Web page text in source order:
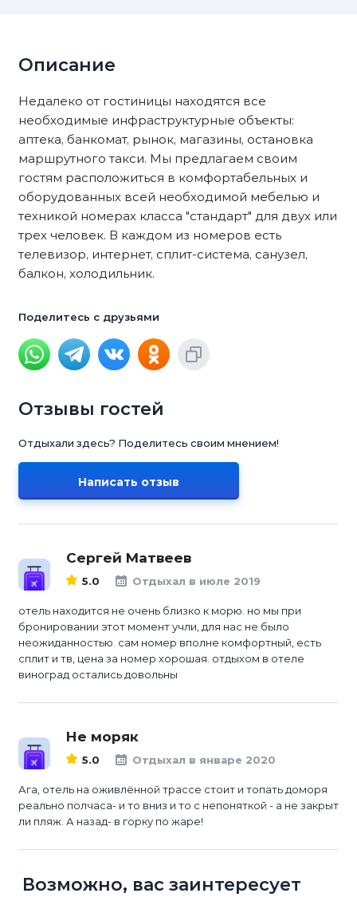
Описание
Недалеко от гостиницы находятся все
необходимые инфраструктурные объекты:
аптека, банкомат, рынок, магазины, остановка
маршрутного такси. Мы предлагаем своим
гостям расположиться в комфортабельных и
оборудованных всей необходимой мебелью и
техникой номерах класса "стандарт" для двух или
трех человек. В каждом из номеров есть
телевизор, интернет, сплит-система, санузел,
балкон, холодильник.
Поделитесь с друзьями
Отзывы гостей
Отдыхали здесь? Поделитесь своим мнением!
Написать отзыв
Сергей Матвеев
5.0 Отдыхал в июле 2019
отель находится не очень близко к морю. но мы при
бронировании этот момент учли, для нас не было
неожиданностью. сам номер вполне комфортный, есть
сплит и тв, цена за номер хорошая. отдыхом в отеле
виноград остались довольны
Не моряк
5.0 Отдыхал в январе 2020
Ага, отель на оживлённой трассе стоит и топать доморя
реально полчаса- и то вниз и то с непоняткой - а не закрыт
ли пляж. А назад- в горку по жаре!
Возможно, вас заинтересует